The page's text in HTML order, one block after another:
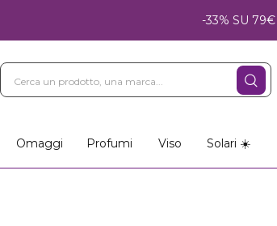
-33% SU
Omaggi Profumi Viso Solari ☀️